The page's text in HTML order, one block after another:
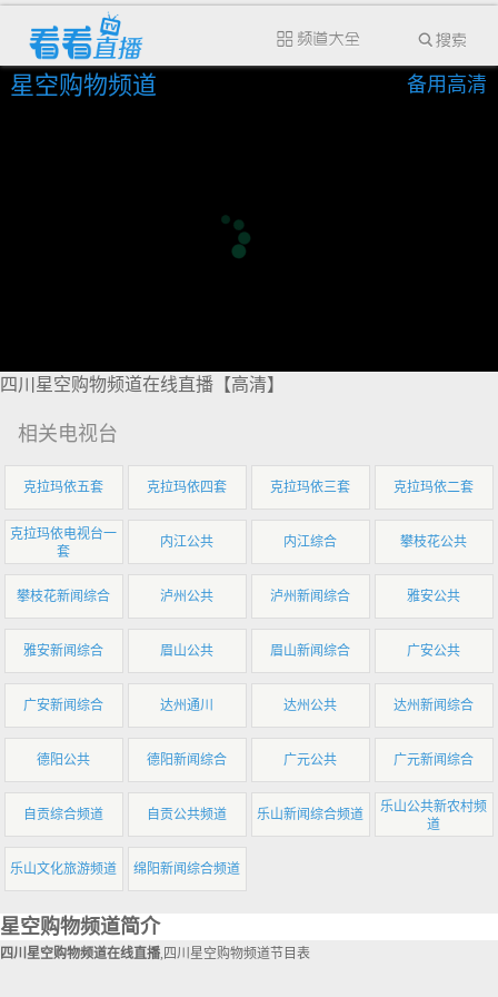
星空购物频道 备用高清
四川星空购物频道在线直播【高清】
相关电视台
克拉玛依五套 克拉玛依四套 克拉玛依三套 克拉玛依二套
克拉玛依电视台一
套
内江公共 内江综合 攀枝花公共
攀枝花新闻综合 泸州公共 泸州新闻综合 雅安公共
雅安新闻综合 眉山公共 眉山新闻综合 广安公共
广安新闻综合 达州通川 达州公共 达州新闻综合
德阳公共 德阳新闻综合 广元公共 广元新闻综合
自贡综合频道 自贡公共频道 乐山新闻综合频道
乐山公共新农村频
道
乐山文化旅游频道 绵阳新闻综合频道
星空购物频道简介
四川星空购物频道在线直播,四川星空购物频道节目表